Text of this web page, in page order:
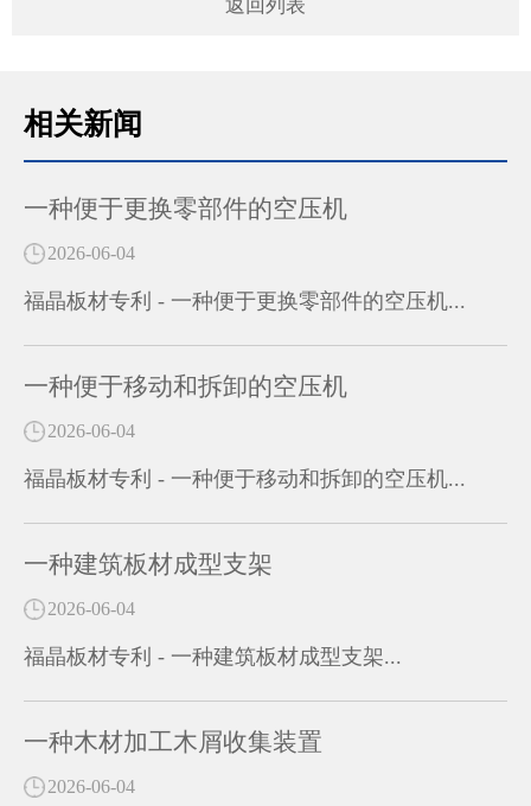
返回列表
相关新闻
一种便于更换零部件的空压机
2026-06-04
福晶板材专利 - 一种便于更换零部件的空压机...
一种便于移动和拆卸的空压机
2026-06-04
福晶板材专利 - 一种便于移动和拆卸的空压机...
一种建筑板材成型支架
2026-06-04
福晶板材专利 - 一种建筑板材成型支架...
一种木材加工木屑收集装置
2026-06-04